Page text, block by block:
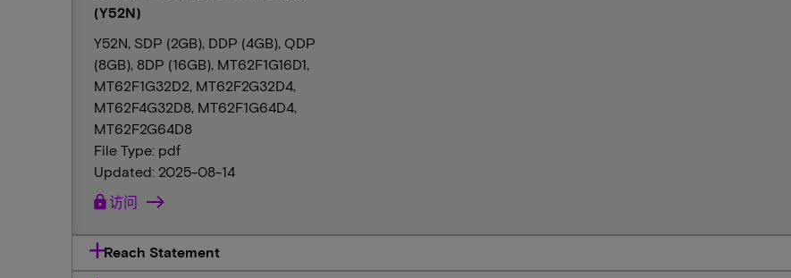
(Y52N)
Y52N, SDP (2GB), DDP (4GB), QDP
(8GB), 8DP (16GB), MT62F1G16D1,
MT62F1G32D2, MT62F2G32D4,
MT62F4G32D8, MT62F1G64D4,
MT62F2G64D8
File Type: pdf
Updated: 2025-08-14
lock访问
Reach Statement